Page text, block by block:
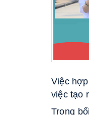
Việc
việc tạo
Trong